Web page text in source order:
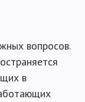
вопросов.
в